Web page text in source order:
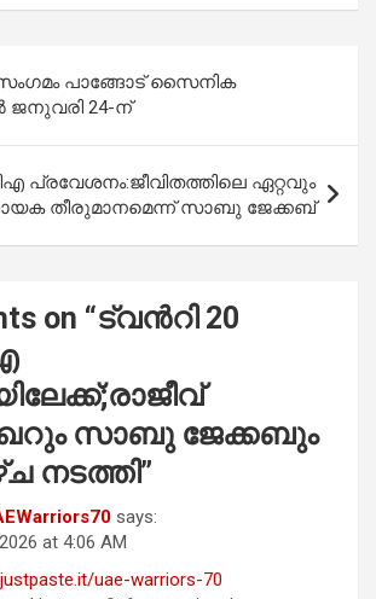
tt ail ar
പാങ്ങോട് സൈനിക
ജനുവരി 24-ന്
പ്രവേശനം:ജീവിതത്തിലെ ഏറ്റവും
തീരുമാനമെന്ന് സാബു ജേക്കബ്
on “ട്വന്‍റി 20
സാബു ജേക്കബും
നടത്തി”
says:
at 4:06 AM
uae-warriors-70